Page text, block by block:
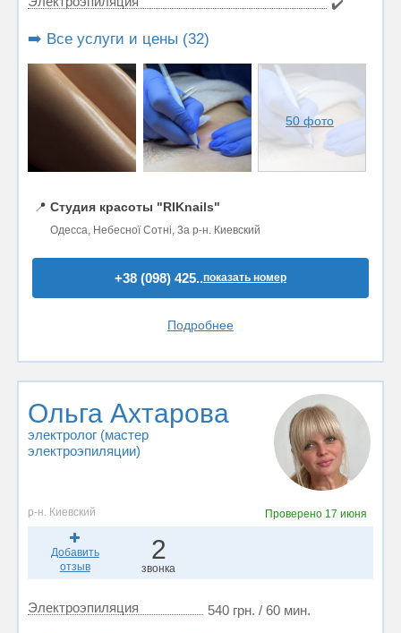
✔️
➡️ Все услуги и цены (32)
50 фото
📍 Студия красоты "RIKnails"
Одесса, Небесної Сотні, 3а р-н. Киевский
+38 (098) 425..показать номер
Подробнее
Ольга Ахтарова
электролог (мастер
электроэпиляции)
р-н. Киевский Проверено 17 июня
Добавить
отзыв
2
звонка
Электроэпиляция 540 грн. / 60 мин.